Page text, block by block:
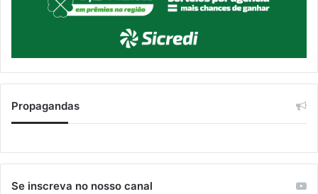
Propagandas
Se inscreva no nosso canal